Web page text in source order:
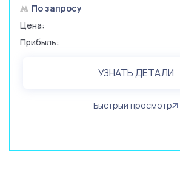
По запросу
Цена:
Прибыль:
УЗНАТЬ ДЕТАЛИ
Быстрый просмотр